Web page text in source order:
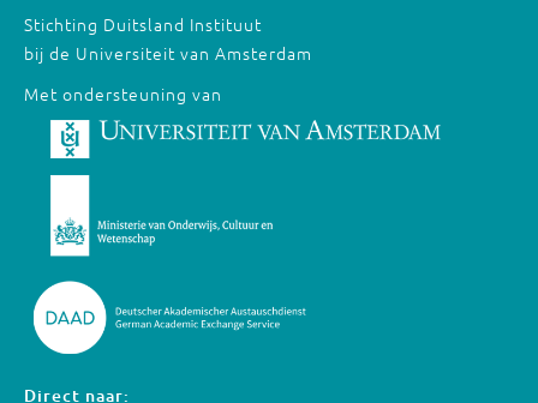
Stichting Duitsland Instituut
bij de Universiteit van Amsterdam
Met ondersteuning van
Direct naar: